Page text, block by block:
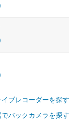
ブレコーダーを探す
バックカメラを探す